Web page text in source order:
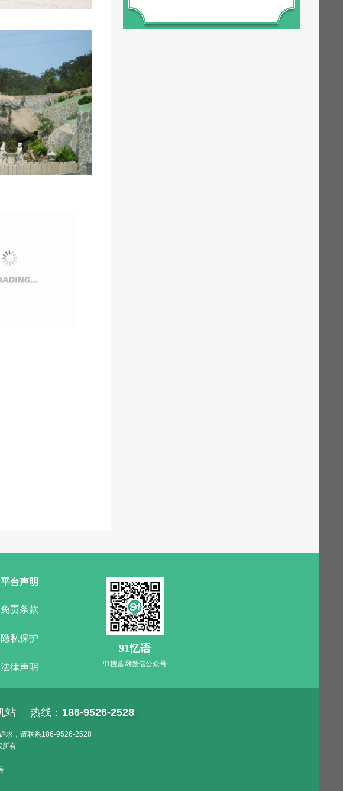
平台声明
免责条款
隐私保护
法律声明
91忆语
91搜墓网微信公众号
站 热线： 186-9526-2528
求，请联系186-9526-2528
所有